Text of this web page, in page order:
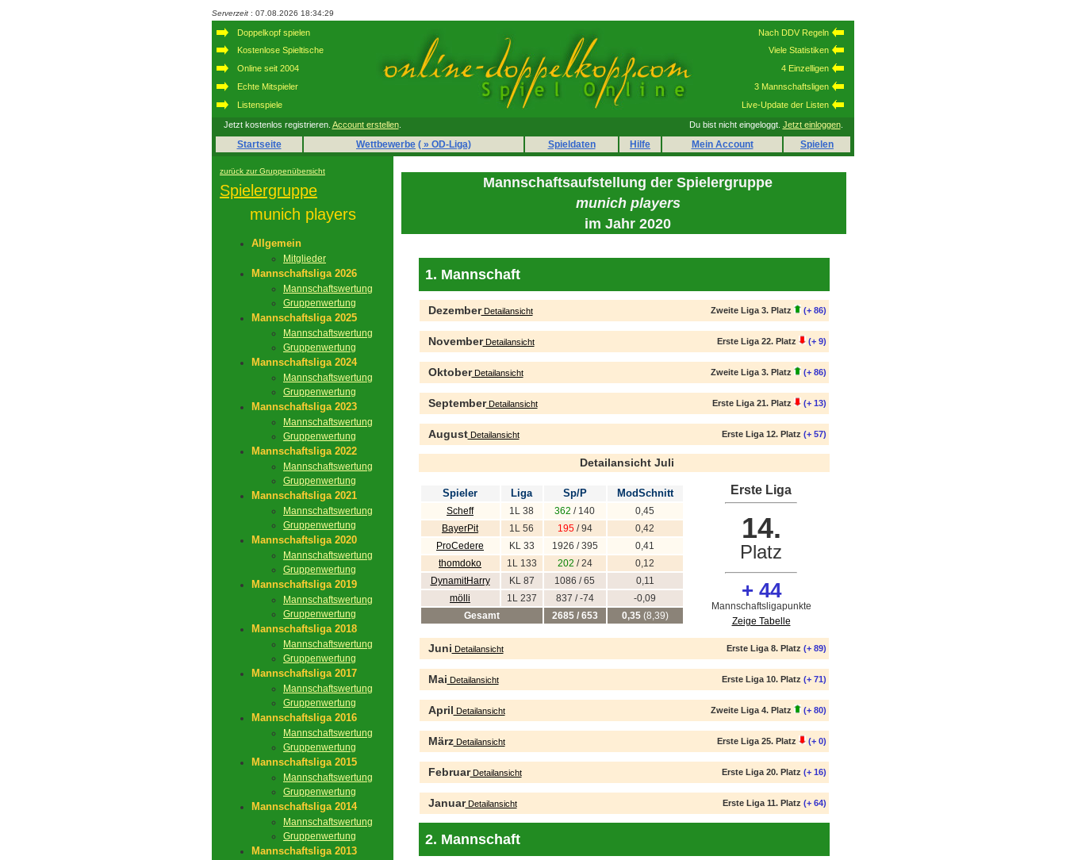
Serverzeit : 07.08.2026 18:34:29
Doppelkopf spielen
Kostenlose Spieltische
Online seit 2004
Echte Mitspieler
Listenspiele
Nach DDV Regeln
Viele Statistiken
4 Einzelligen
3 Mannschaftsligen
Live-Update der Listen
Jetzt kostenlos registrieren. Account erstellen. Du bist nicht eingeloggt. Jetzt einloggen.
Startseite Wettbewerbe ( » OD-Liga) Spieldaten Hilfe Mein Account Spielen
zurück zur Gruppenübersicht
Spielergruppe
munich players
Allgemein
Mitglieder
Mannschaftsliga 2026
Mannschaftswertung
Gruppenwertung
Mannschaftsliga 2025
Mannschaftswertung
Gruppenwertung
Mannschaftsliga 2024
Mannschaftswertung
Gruppenwertung
Mannschaftsliga 2023
Mannschaftswertung
Gruppenwertung
Mannschaftsliga 2022
Mannschaftswertung
Gruppenwertung
Mannschaftsliga 2021
Mannschaftswertung
Gruppenwertung
Mannschaftsliga 2020
Mannschaftswertung
Gruppenwertung
Mannschaftsliga 2019
Mannschaftswertung
Gruppenwertung
Mannschaftsliga 2018
Mannschaftswertung
Gruppenwertung
Mannschaftsliga 2017
Mannschaftswertung
Gruppenwertung
Mannschaftsliga 2016
Mannschaftswertung
Gruppenwertung
Mannschaftsliga 2015
Mannschaftswertung
Gruppenwertung
Mannschaftsliga 2014
Mannschaftswertung
Gruppenwertung
Mannschaftsliga 2013
Mannschaftsaufstellung der Spielergruppe
munich players
im Jahr 2020
1. Mannschaft
DezemberDetailansicht Zweite Liga 3. Platz (+ 86)
NovemberDetailansicht Erste Liga 22. Platz (+ 9)
OktoberDetailansicht Zweite Liga 3. Platz (+ 86)
SeptemberDetailansicht Erste Liga 21. Platz (+ 13)
AugustDetailansicht Erste Liga 12. Platz (+ 57)
Detailansicht Juli
Spieler Liga Sp/P ModSchnitt
Scheff 1L 38 362 / 140
0,45
BayerPit
1L 56 195/ 94
0,42
ProCedere
KL 33 1926 / 395
0,41
thomdoko
1L 133 202 / 24
0,12
DynamitHarry
KL 87 1086 / 65
0,11
mölli
1L 237 837 / -74
-0,09
Gesamt
2685 / 653 0,35(8,39)
Erste Liga
14.
Platz
+ 44
Mannschaftsligapunkte
Zeige Tabelle
Juni Detailansicht Erste Liga 8. Platz (+ 89)
Mai Detailansicht Erste Liga 10. Platz (+ 71)
April Detailansicht Zweite Liga 4. Platz (+ 80)
MärzDetailansicht Erste Liga 25. Platz (+ 0)
FebruarDetailansicht Erste Liga 20. Platz (+ 16)
JanuarDetailansicht Erste Liga 11. Platz (+ 64)
2. Mannschaft